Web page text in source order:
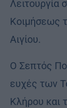
Λειτουργία
Κοιμήσεως
Αιγίου.
Ο Σεπτός
ευχές των
Κλήρου και